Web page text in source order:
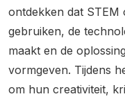
ontdekken dat STEM
gebruiken, de
maakt en de
vormgeven. Tijdens
om hun creativiteit,